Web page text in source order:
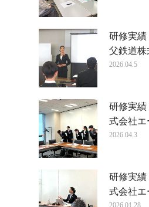
研修実績
父鉄道
2026.04.5
研修実績
式会社
2026.04.3
研修実績
式会社
2026.01.28